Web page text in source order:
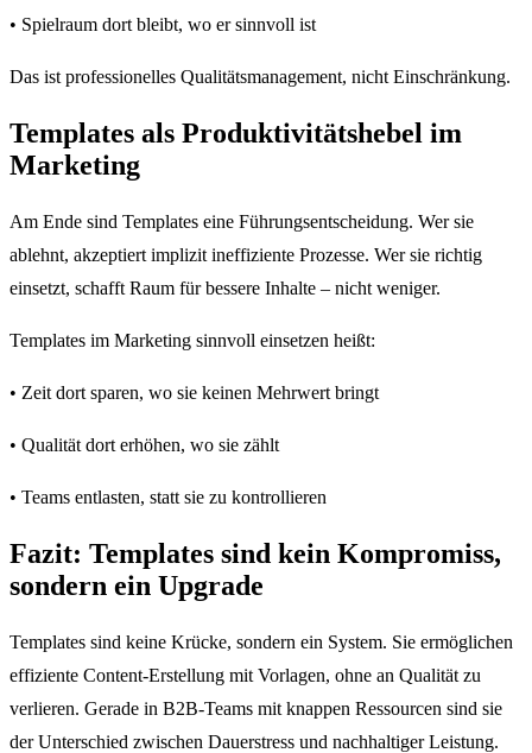
• Spielraum dort bleibt, wo er sinnvoll ist
Das ist professionelles Qualitätsmanagement, nicht Einschränkung.
Templates als Produktivitätshebel im
Marketing
Am Ende sind Templates eine Führungsentscheidung. Wer sie
ablehnt, akzeptiert implizit ineffiziente Prozesse. Wer sie richtig
einsetzt, schafft Raum für bessere Inhalte – nicht weniger.
Templates im Marketing sinnvoll einsetzen heißt:
• Zeit dort sparen, wo sie keinen Mehrwert bringt
• Qualität dort erhöhen, wo sie zählt
• Teams entlasten, statt sie zu kontrollieren
Fazit: Templates sind kein Kompromiss,
sondern ein Upgrade
Templates sind keine Krücke, sondern ein System. Sie ermöglichen
effiziente Content-Erstellung mit Vorlagen, ohne an Qualität zu
verlieren. Gerade in B2B-Teams mit knappen Ressourcen sind sie
der Unterschied zwischen Dauerstress und nachhaltiger Leistung.